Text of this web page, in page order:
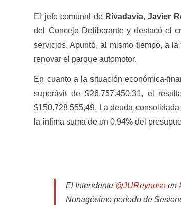
El jefe comunal de Rivadavia, Javier
del Concejo Deliberante y destacó el
servicios. Apuntó, al mismo tiempo, a
renovar el parque automotor.
En cuanto a la situación económica-
superávit de $26.757.450,31, el
$150.728.555,49. La deuda
la ínfima suma de un 0,94% del
El Intendente @JUReynoso en
Nonagésimo período de